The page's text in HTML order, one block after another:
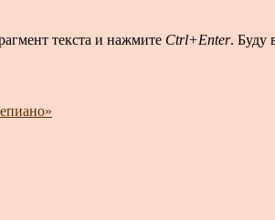
текста и нажмите Ctrl+Enter. Буду